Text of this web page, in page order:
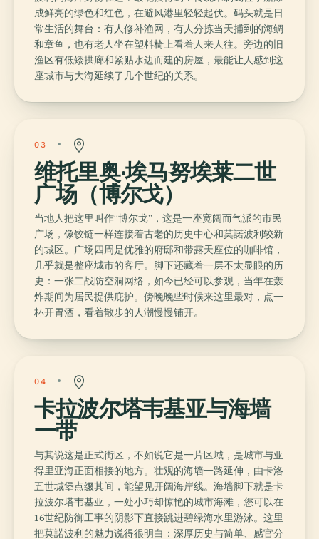
成鲜亮的绿色和红色，在避风港里轻轻起伏。码头就是日
常生活的舞台：有人修补渔网，有人分拣当天捕到的海鲷
和章鱼，也有老人坐在塑料椅上看着人来人往。旁边的旧
渔区有低矮拱廊和紧贴水边而建的房屋，最能让人感到这
座城市与大海延续了几个世纪的关系。
03
维托里奥·埃马努埃莱二世
广场（博尔戈）
当地人把这里叫作“博尔戈”，这是一座宽阔而气派的市民
广场，像铰链一样连接着古老的历史中心和莫諾波利较新
的城区。广场四周是优雅的府邸和带露天座位的咖啡馆，
几乎就是整座城市的客厅。脚下还藏着一层不太显眼的历
史：一张二战防空洞网络，如今已经可以参观，当年在轰
炸期间为居民提供庇护。傍晚晚些时候来这里最对，点一
杯开胃酒，看着散步的人潮慢慢铺开。
04
卡拉波尔塔韦基亚与海墙
一带
与其说这是正式街区，不如说它是一片区域，是城市与亚
得里亚海正面相接的地方。壮观的海墙一路延伸，由卡洛
五世城堡点缀其间，能望见开阔海岸线。海墙脚下就是卡
拉波尔塔韦基亚，一处小巧却惊艳的城市海滩，您可以在
16世纪防御工事的阴影下直接跳进碧绿海水里游泳。这里
把莫諾波利的魅力说得很明白：深厚历史与简单、感官分